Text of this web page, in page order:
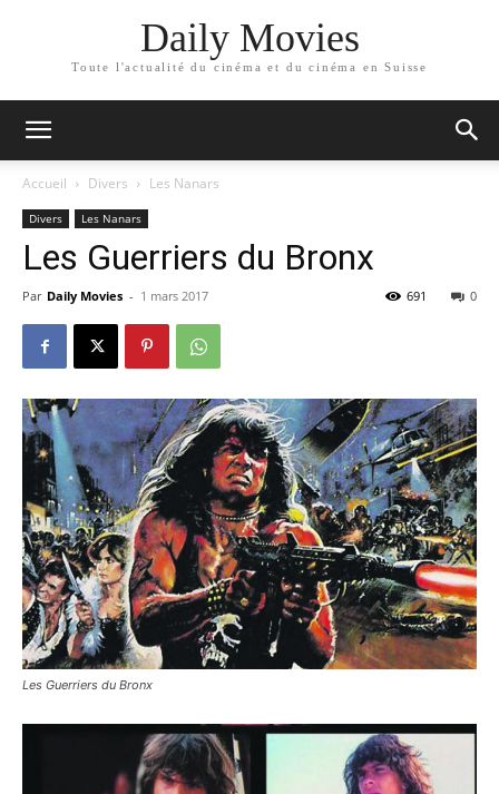
Daily Movies
Toute l'actualité du cinéma et du cinéma en Suisse
Accueil Divers Les Nanars
Divers Les Nanars
Les Guerriers du Bronx
Par Daily Movies - 1 mars 2017 0
691
Les Guerriers du Bronx